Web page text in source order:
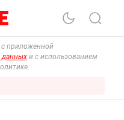
с приложенной
данных и с использованием